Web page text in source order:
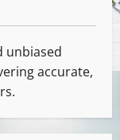
unbiased
accurate,